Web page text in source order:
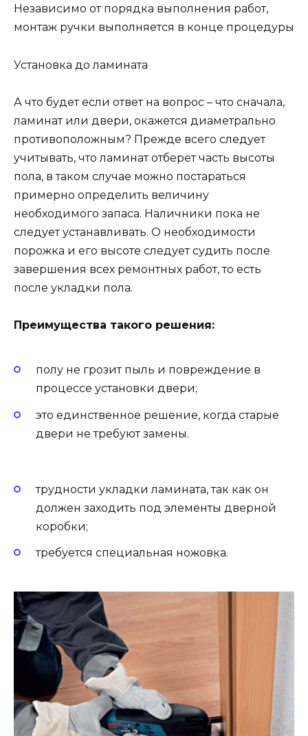
Независимо от порядка выполнения работ,
монтаж ручки выполняется в конце процедуры
Установка до ламината
А что будет если ответ на вопрос – что сначала,
ламинат или двери, окажется диаметрально
противоположным? Прежде всего следует
учитывать, что ламинат отберет часть высоты
пола, в таком случае можно постараться
примерно определить величину
необходимого запаса. Наличники пока не
следует устанавливать. О необходимости
порожка и его высоте следует судить после
завершения всех ремонтных работ, то есть
после укладки пола.
Преимущества такого решения:
полу не грозит пыль и повреждение в
процессе установки двери;
это единственное решение, когда старые
двери не требуют замены.
трудности укладки ламината, так как он
должен заходить под элементы дверной
коробки;
требуется специальная ножовка.